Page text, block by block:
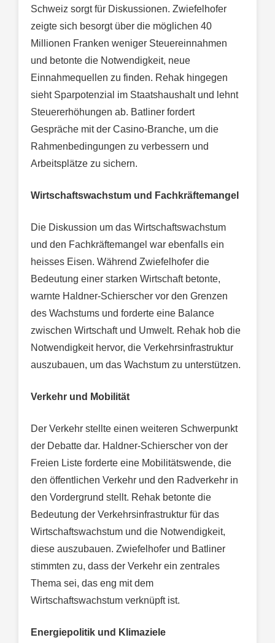
Schweiz sorgt für Diskussionen. Zwiefelhofer
zeigte sich besorgt über die möglichen 40
Millionen Franken weniger Steuereinnahmen
und betonte die Notwendigkeit, neue
Einnahmequellen zu finden. Rehak hingegen
sieht Sparpotenzial im Staatshaushalt und lehnt
Steuererhöhungen ab. Batliner fordert
Gespräche mit der Casino-Branche, um die
Rahmenbedingungen zu verbessern und
Arbeitsplätze zu sichern.
Wirtschaftswachstum und Fachkräftemangel
Die Diskussion um das Wirtschaftswachstum
und den Fachkräftemangel war ebenfalls ein
heisses Eisen. Während Zwiefelhofer die
Bedeutung einer starken Wirtschaft betonte,
warnte Haldner-Schierscher vor den Grenzen
des Wachstums und forderte eine Balance
zwischen Wirtschaft und Umwelt. Rehak hob die
Notwendigkeit hervor, die Verkehrsinfrastruktur
auszubauen, um das Wachstum zu unterstützen.
Verkehr und Mobilität
Der Verkehr stellte einen weiteren Schwerpunkt
der Debatte dar. Haldner-Schierscher von der
Freien Liste forderte eine Mobilitätswende, die
den öffentlichen Verkehr und den Radverkehr in
den Vordergrund stellt. Rehak betonte die
Bedeutung der Verkehrsinfrastruktur für das
Wirtschaftswachstum und die Notwendigkeit,
diese auszubauen. Zwiefelhofer und Batliner
stimmten zu, dass der Verkehr ein zentrales
Thema sei, das eng mit dem
Wirtschaftswachstum verknüpft ist.
Energiepolitik und Klimaziele